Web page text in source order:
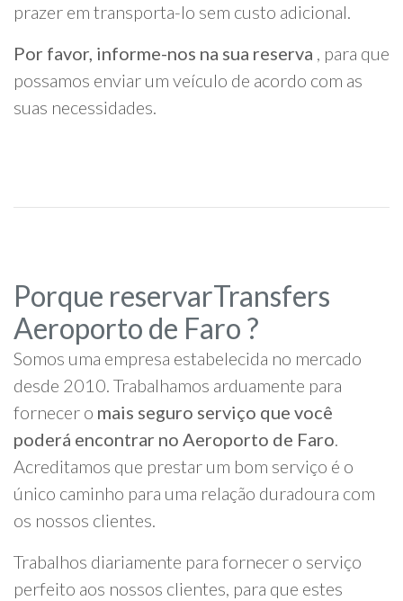
prazer em transporta-lo sem custo adicional.
Por favor, informe-nos na sua reserva , para que
possamos enviar um veículo de acordo com as
suas necessidades.
Porque reservarTransfers
Aeroporto de Faro ?
Somos uma empresa estabelecida no mercado
desde 2010. Trabalhamos arduamente para
fornecer o mais seguro serviço que você
poderá encontrar no Aeroporto de Faro.
Acreditamos que prestar um bom serviço é o
único caminho para uma relação duradoura com
os nossos clientes.
Trabalhos diariamente para fornecer o serviço
perfeito aos nossos clientes, para que estes